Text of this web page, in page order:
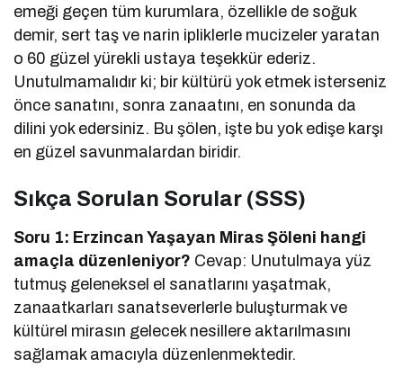
emeği geçen tüm kurumlara, özellikle de soğuk
demir, sert taş ve narin ipliklerle mucizeler yaratan
o 60 güzel yürekli ustaya teşekkür ederiz.
Unutulmamalıdır ki; bir kültürü yok etmek isterseniz
önce sanatını, sonra zanaatını, en sonunda da
dilini yok edersiniz. Bu şölen, işte bu yok edişe karşı
en güzel savunmalardan biridir.
Sıkça Sorulan Sorular (SSS)
Soru 1: Erzincan Yaşayan Miras Şöleni hangi
amaçla düzenleniyor? Cevap: Unutulmaya yüz
tutmuş geleneksel el sanatlarını yaşatmak,
zanaatkarları sanatseverlerle buluşturmak ve
kültürel mirasın gelecek nesillere aktarılmasını
sağlamak amacıyla düzenlenmektedir.